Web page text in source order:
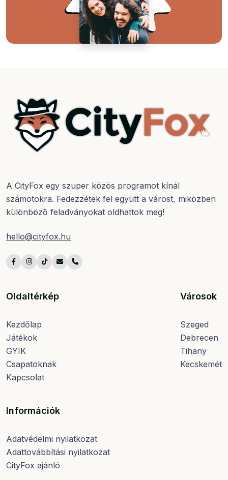
A CityFox egy szuper közös programot kínál
számotokra. Fedezzétek fel együtt a várost, miközben
különböző feladványokat oldhattok meg!
hello@cityfox.hu
Oldaltérkép
Kezdőlap
Játékok
GYIK
Csapatoknak
Kapcsolat
Városok
Szeged
Debrecen
Tihany
Kecskemét
Információk
Adatvédelmi nyilatkozat
Adattovábbítási nyilatkozat
CityFox ajánló